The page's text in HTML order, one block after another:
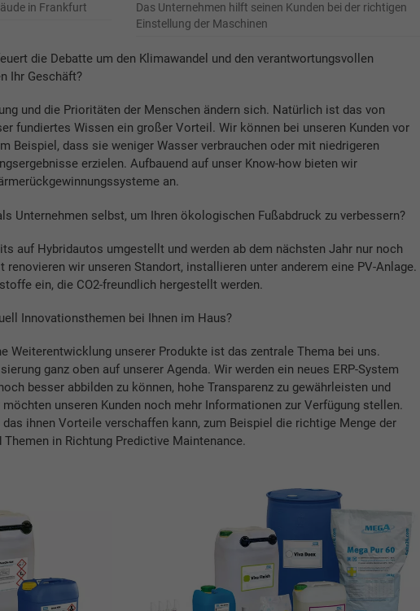
in Frankfurt
Das Unternehmen hilft seinen Kunden bei der richtigen
Einstellung der Maschinen
die Debatte um den Klimawandel und den verantwortungsvollen
Ihr Geschäft?
und die Prioritäten der Menschen ändern sich. Natürlich ist das von
fundiertes Wissen ein großer Vorteil. Wir können bei unseren Kunden vor
Beispiel, dass sie weniger Wasser verbrauchen oder mit niedrigeren
erzielen. Aufbauend auf unser Know-how bieten wir
an.
Unternehmen selbst, um Ihren ökologischen Fußabdruck zu verbessern?
auf Hybridautos umgestellt und werden ab dem nächsten Jahr nur noch
wir unseren Standort, installieren unter anderem eine PV-Anlage.
ein, die CO2-freundlich hergestellt werden.
Innovationsthemen bei Ihnen im Haus?
Weiterentwicklung unserer Produkte ist das zentrale Thema bei uns.
ganz oben auf unserer Agenda. Wir werden ein neues ERP-System
besser abbilden zu können, hohe Transparenz zu gewährleisten und
unseren Kunden noch mehr Informationen zur Verfügung stellen.
ihnen Vorteile verschaffen kann, zum Beispiel die richtige Menge der
in Richtung Predictive Maintenance.